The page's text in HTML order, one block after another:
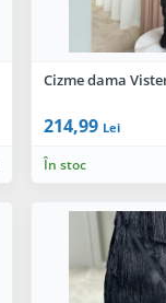
Cizme dama
214,99 Lei
În stoc